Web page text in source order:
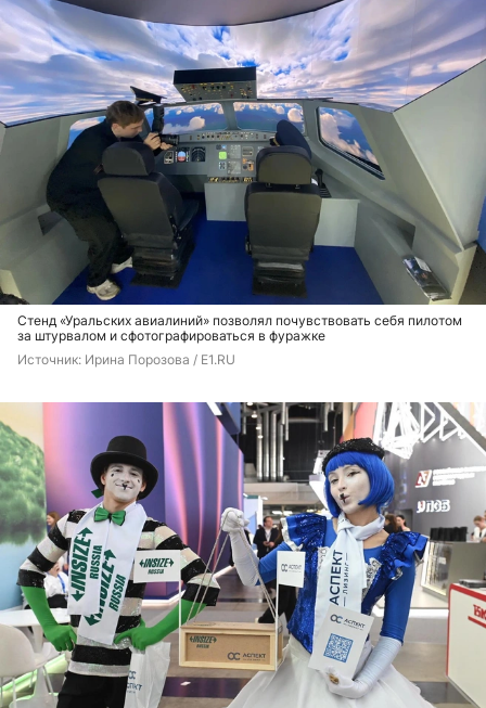
Стенд «Уральских авиалиний» позволял почувствовать себя пилотом
за штурвалом и сфотографироваться в фуражке
Источник: Ирина Порозова / E1.RU